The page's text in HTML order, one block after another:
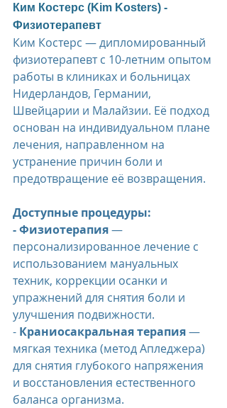
Ким Костерс (Kim Kosters) -
Физиотерапевт
Ким Костерс — дипломированный
физиотерапевт с 10-летним опытом
работы в клиниках и больницах
Нидерландов, Германии,
Швейцарии и Малайзии. Её подход
основан на индивидуальном плане
лечения, направленном на
устранение причин боли и
предотвращение её возвращения.
Доступные процедуры:
- Физиотерапия —
персонализированное лечение с
использованием мануальных
техник, коррекции осанки и
упражнений для снятия боли и
улучшения подвижности.
- Краниосакральная терапия —
мягкая техника (метод Апледжера)
для снятия глубокого напряжения
и восстановления естественного
баланса организма.